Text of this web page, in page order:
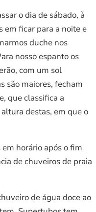
o dia de sábado, à
em ficar para a noite e
duche nos
nosso espanto os
com um sol
são maiores, fecham
que classifica a
destas, em que o
horário após o fim
de chuveiros de praia
de água doce ao